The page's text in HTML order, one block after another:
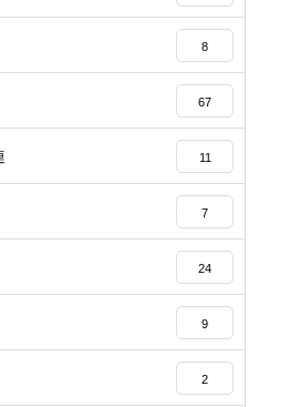
8
67
11
7
24
9
2